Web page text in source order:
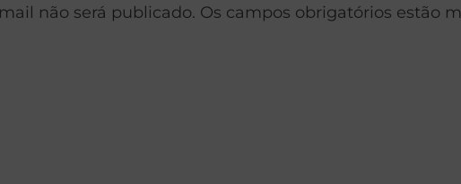
não será publicado. Os campos obrigatórios estão